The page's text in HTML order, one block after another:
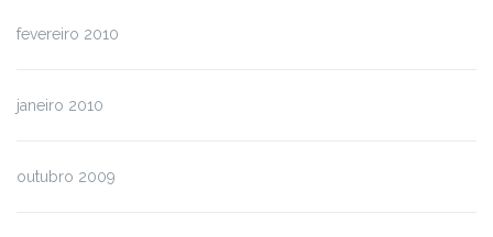
fevereiro 2010
janeiro 2010
outubro 2009